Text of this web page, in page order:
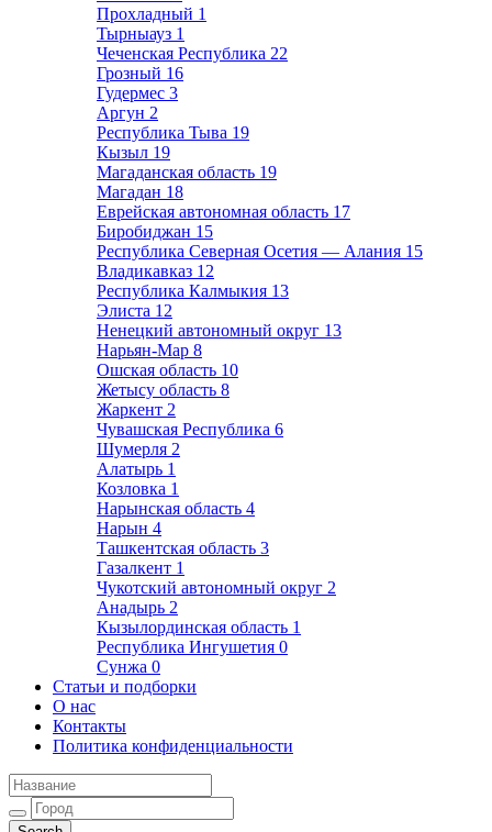
Прохладный 1
Тырныауз 1
Чеченская Республика 22
Грозный 16
Гудермес 3
Аргун 2
Республика Тыва 19
Кызыл 19
Магаданская область 19
Магадан 18
Еврейская автономная область 17
Биробиджан 15
Республика Северная Осетия — Алания 15
Владикавказ 12
Республика Калмыкия 13
Элиста 12
Ненецкий автономный округ 13
Нарьян-Мар 8
Ошская область 10
Жетысу область 8
Жаркент 2
Чувашская Республика 6
Шумерля 2
Алатырь 1
Козловка 1
Нарынская область 4
Нарын 4
Ташкентская область 3
Газалкент 1
Чукотский автономный округ 2
Анадырь 2
Кызылординская область 1
Республика Ингушетия 0
Сунжа 0
Статьи и подборки
О нас
Контакты
Политика конфиденциальности